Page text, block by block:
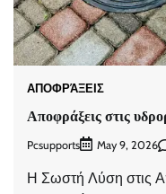
ΑΠΟΦΡΆΞΕΙΣ
Αποφράξεις στις
Pcsupports May 9, 2026
Η Σωστή Λύση στις